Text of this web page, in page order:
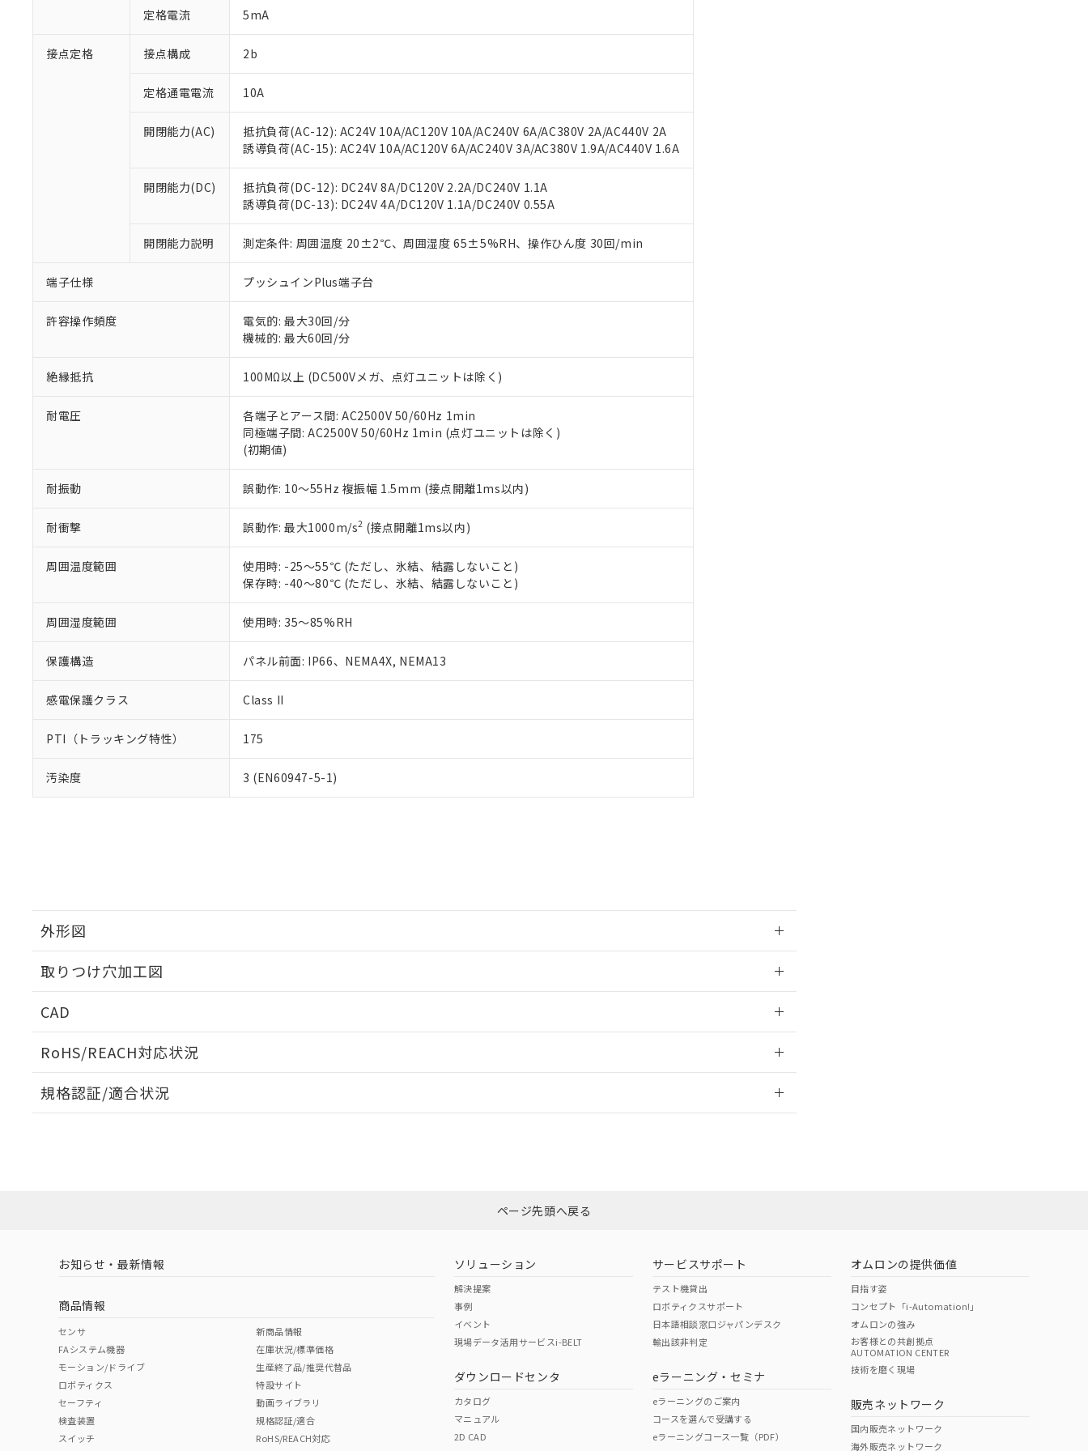
定格電流 5mA
接点定格 接点構成 2b
定格通電電流 10A
開閉能力(AC)
抵抗負荷(AC-12): AC24V 10A/AC120V 10A/AC240V 6A/AC380V 2A/AC440V 2A
誘導負荷(AC-15): AC24V 10A/AC120V 6A/AC240V 3A/AC380V 1.9A/AC440V 1.6A
開閉能力(DC)
抵抗負荷(DC-12): DC24V 8A/DC120V 2.2A/DC240V 1.1A
誘導負荷(DC-13): DC24V 4A/DC120V 1.1A/DC240V 0.55A
開閉能力説明 測定条件: 周囲温度 20±2℃、周囲湿度 65±5%RH、操作ひん度 30回/min
端子仕様 プッシュインPlus端子台
許容操作頻度
電気的: 最大30回/分
機械的: 最大60回/分
絶縁抵抗 100MΩ以上 (DC500Vメガ、点灯ユニットは除く)
耐電圧
各端子とアース間: AC2500V 50/60Hz 1min
同極端子間: AC2500V 50/60Hz 1min (点灯ユニットは除く)
(初期値)
耐振動 誤動作: 10～55Hz 複振幅 1.5mm (接点開離1ms以内)
耐衝撃 誤動作: 最大1000m/s2 (接点開離1ms以内)
周囲温度範囲
使用時: -25～55℃ (ただし、氷結、結露しないこと)
保存時: -40～80℃ (ただし、氷結、結露しないこと)
周囲湿度範囲 使用時: 35～85%RH
保護構造 パネル前面: IP66、NEMA4X, NEMA13
感電保護クラス Class II
PTI（トラッキング特性） 175
汚染度 3 (EN60947-5-1)
外形図
取りつけ穴加工図
CAD
RoHS/REACH対応状況
EU RoHS 注意事項・凡例
ダウンロードはこちら
中国 RoHS 注意事項・凡例
中国 RoHS表
Pb Hg Cr(VI)
O O
規格認証/適合状況
い。
正式な納期状況および標準価格はお客様のお取引先、またはお客様担当のオムロン制御機器販売店・
当社販売員にご相談ください。
オムロン制御機器販売店や当社販売拠点は「販売ネットワーク
」をご確認ください。
在庫状況および標準価格結果を当社の事前の承諾なく第三者に漏洩または開示しないようお願いしま
す。
マイパーツ機能（部品リスト作成サービス）をご利用いただくには、I-Webメンバーズにご登録され
お客様が当ウェブサイト上で当社にご登録された部品リストについて、当社および当社の共同利用者
が、当社の製品・サービスに関するお客様との取引・商談に必要な範囲で利用することをご了承くだ
さい。
※当社の共同利用者とは、"個人情報の共同利用に関して"
の「1.共同利用者の範囲」に記載されて
いる法人を指します。
但し、RoHS指令で産業用監視および制御機器に対する適用除外項目は除く。
※2 対応予定月
部品在庫の切り替え状況などにより、予定月が前後することがあります。
※3 非含有証明書ダウンロード
下記の非含有証明書をダウンロードすることができます。
EU RoHS指令（10物質）の非含有証明書
51物質の非含有証明書（当社基準）
※本証明書は発行日時点で非含有を証明するもので、過去に遡って非含有を証明するものではありません。
また、RoHS指令のフタル酸エステル類４物質の対応では、対応完了までの期間は出荷製品に未対応品が
混在することから備考欄に対応日を記載しておりました。
り割愛しております。
「○」：最大均質材料含有率が中国RoHSの基準値以下であることを示します。
「×」：最大均質材料含有率が中国RoHSの基準値を超えていることを示します。
*中国RoHS10物質の基準値 (GB/T26572)：
Pb(鉛) :1000ppm、 Hg(水銀) : 1000ppm、 Cd(カドミウム) : 100ppm、
Cr(Ⅵ)(六価クロム) : 1000ppm、 PBBs(ポリ臭化ビフェニル類) : 1000ppm、 PBDEs(ポリ臭化ジフェニルエーテル類) : 1000ppm、
DBP(フタル酸ジブチル) : 1000ppm、 DIBP(フタル酸ジイソブチル) : 1000ppm、 BBP(フタル酸ブチルベンジル) : 1000ppm、
DEHP(フタル酸ビス(2-エチルヘキシル)) : 1000ppm
※2 環境保護使用期限
「ｅ」：有害物質（10物質）のすべてが基準値以下であることを示します。
「10」：通常の使用状況下において有害物質が外部に漏えいし、環境に深刻な影響を及ぼさない年数を意
味します。
当社は、これら貴社製品のうち、外国為替および外国貿易法に定める商品（以下｢規制貨物等」とい
当社は貴社製品を、核兵器、ミサイル、化学兵器、生物兵器またはその他武器並びにこれらの製造装
置等に一切使用いたしません。
当社は、貴社製品を第三者に販売する場合は、上記1、2および3の内容を当該第三者に通知します。
また当社は、販売先および販売に係わる関係者が違法に輸出するおそれがある場合は、取り引きをい
たしません。
号
○ 一定数以上の在庫あり
△ 一定数には満たないが在庫あり
－
在庫なし(最新の在庫状況については、お客様のお取引先、またはお客様担当のオムロン制御
機器販売店・当社販売員にご確認ください)
空
白
受注生産機種、また在庫状況の情報を公開していない機種
ページ先頭へ戻る
お知らせ・最新情報
商品情報
センサ
FAシステム機器
モーション/ドライブ
ロボティクス
セーフティ
検査装置
スイッチ
新商品情報
在庫状況/標準価格
生産終了品/推奨代替品
特設サイト
動画ライブラリ
規格認証/適合
RoHS/REACH対応
ソリューション
解決提案
事例
イベント
現場データ活用サービスi-BELT
ダウンロードセンタ
カタログ
マニュアル
2D CAD
サービスサポート
テスト機貸出
ロボティクスサポート
日本語相談窓口ジャパンデスク
輸出該非判定
eラーニング・セミナ
eラーニングのご案内
コースを選んで受講する
eラーニングコース一覧（PDF）
オムロンの提供価値
目指す姿
コンセプト「i-Automation!」
オムロンの強み
お客様との共創拠点
AUTOMATION CENTER
技術を磨く現場
販売ネットワーク
国内販売ネットワーク
海外販売ネットワーク